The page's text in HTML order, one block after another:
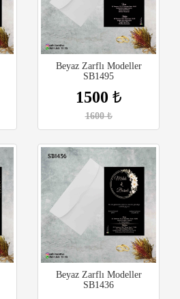
Beyaz Zarflı Modeller
SB1495
1500 ₺
1600₺
Beyaz Zarflı Modeller
SB1436